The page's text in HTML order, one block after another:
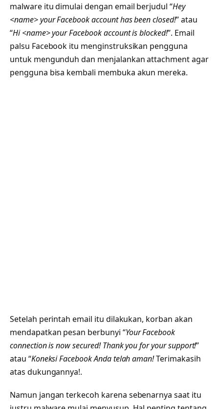
malware itu dimulai dengan email berjudul “Hey
<name> your Facebook account has been closed!” atau
“Hi <name> your Facebook account is blocked!”. Email
palsu Facebook itu menginstruksikan pengguna
untuk mengunduh dan menjalankan attachment agar
pengguna bisa kembali membuka akun mereka.
Setelah perintah email itu dilakukan, korban akan
mendapatkan pesan berbunyi “Your Facebook
connection is now secured! Thank you for your support!”
atau “Koneksi Facebook Anda telah aman!Terimakasih
atas dukungannya!.
Namun jangan terkecoh karena sebenarnya saat itu